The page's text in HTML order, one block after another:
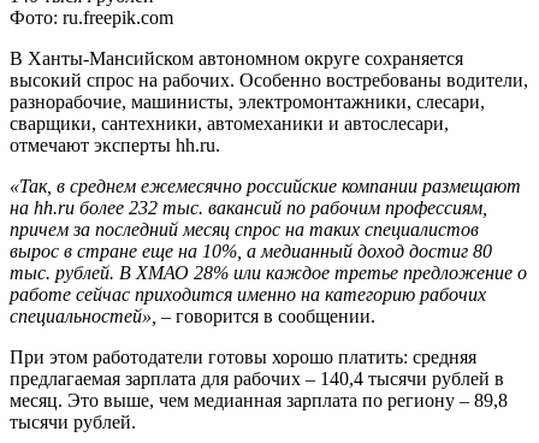
Фото: ru.freepik.com
В Ханты-Мансийском автономном округе сохраняется
высокий спрос на рабочих. Особенно востребованы водители,
разнорабочие, машинисты, электромонтажники, слесари,
сварщики, сантехники, автомеханики и автослесари,
отмечают эксперты hh.ru.
«Так, в среднем ежемесячно российские компании размещают
на hh.ru более 232 тыс. вакансий по рабочим профессиям,
причем за последний месяц спрос на таких специалистов
вырос в стране еще на 10%, а медианный доход достиг 80
тыс. рублей. В ХМАО 28% или каждое третье предложение о
работе сейчас приходится именно на категорию рабочих
специальностей», – говорится в сообщении.
При этом работодатели готовы хорошо платить: средняя
предлагаемая зарплата для рабочих – 140,4 тысячи рублей в
месяц. Это выше, чем медианная зарплата по региону – 89,8
тысячи рублей.